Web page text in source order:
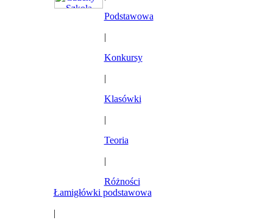
Podstawowa
|
Konkursy
|
Klasówki
|
Teoria
|
Różności
Łamigłówki podstawowa
|